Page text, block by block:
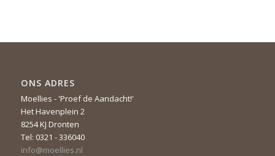
ONS ADRES
Moellies - 'Proef de Aandacht!'
Het Havenplein 2
8254 KJ Dronten
Tel: 0321 - 336040
info@moellies.nl